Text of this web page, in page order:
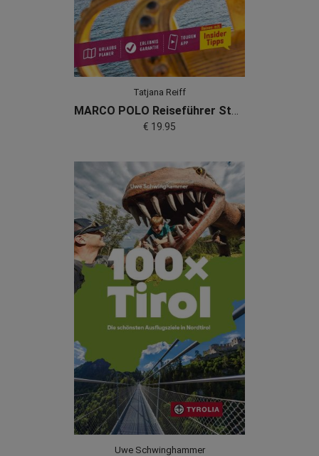
Tatjana Reiff
MARCO POLO Reiseführer Stockholm
€ 19.95
Uwe Schwinghammer